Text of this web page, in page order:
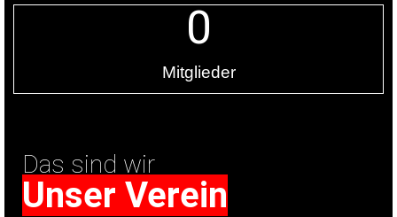
Mitglieder
0
Das sind wir
Unser Verein